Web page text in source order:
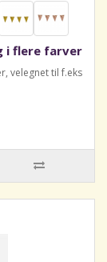
i flere farver
velegnet til f.eks